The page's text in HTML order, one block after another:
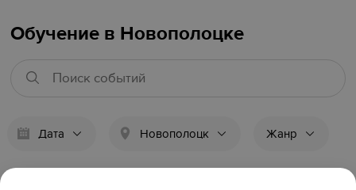
Обучение в Новополоцке
Дата Новополоцк Жанр